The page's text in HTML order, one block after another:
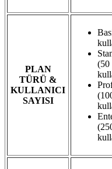
PLAN
TÜRÜ &
KULLANICI
SAYISI
(50